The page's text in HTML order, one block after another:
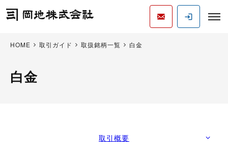
HOME 取引ガイド 取扱銘柄一覧 白金
白金
取引概要